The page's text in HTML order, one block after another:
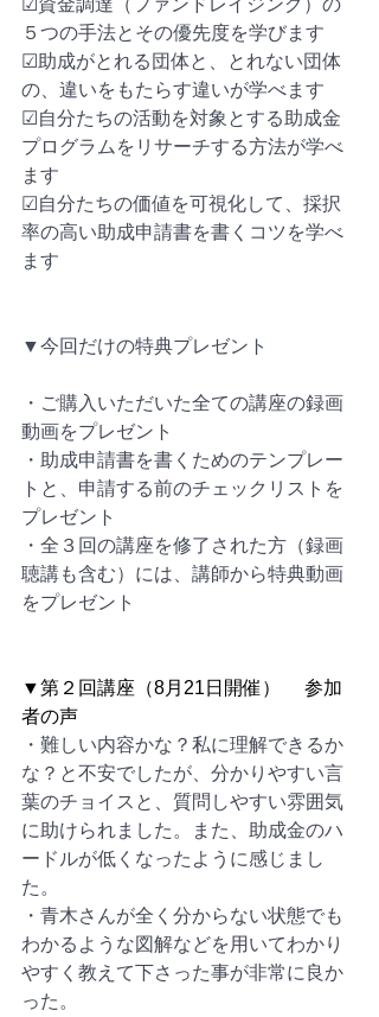
５つの手法とその優先度を学びます
☑︎助成がとれる団体と、とれない団体
の、違いをもたらす違いが学べます
☑︎自分たちの活動を対象とする助成金
プログラムをリサーチする方法が学べ
ます
☑︎自分たちの価値を可視化して、採択
率の高い助成申請書を書くコツを学べ
ます
▼今回だけの特典プレゼント
・ご購入いただいた全ての講座の録画
動画をプレゼント
・助成申請書を書くためのテンプレー
トと、申請する前のチェックリストを
プレゼント
・全３回の講座を修了された方（録画
聴講も含む）には、講師から特典動画
をプレゼント
▼第２回講座（8月21日開催）　 参加
者の声
・難しい内容かな？私に理解できるか
な？と不安でしたが、分かりやすい言
葉のチョイスと、質問しやすい雰囲気
に助けられました。また、助成金のハ
ードルが低くなったように感じまし
た。
・青木さんが全く分からない状態でも
わかるような図解などを用いてわかり
やすく教えて下さった事が非常に良か
った。